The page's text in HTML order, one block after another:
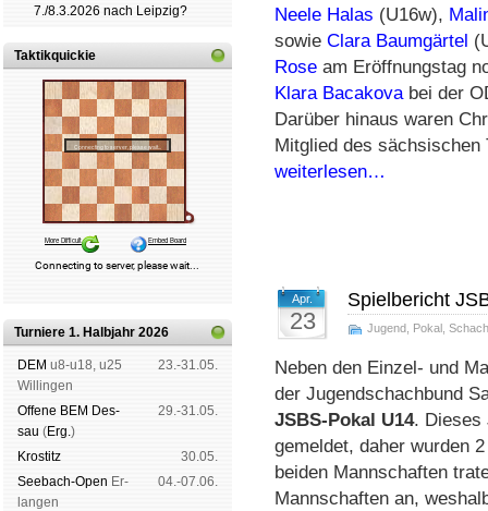
7./8.3.2026 nach Leipzig?
Taktikquickie
Turniere 1. Halbjahr 2026
DEM u8-u18, u25
Wil­lin­gen
23.-31.05.
Offene BEM Des­
sau (Erg.)
29.-31.05.
Kros­titz
30.05.
See­bach-Open Er­
lan­gen
04.-07.06.
Neele Halas (U16w),
sowie Clara Baumgärtel
Rose am Eröffnungstag
Klara Bacakovabei der
Darüber hinaus waren
Mitglied des
weiterlesen…
Apr.
23
Spielbericht
Jugend Pokal Schach
Neben den Einzel- und
der Jugendschachbund
JSBS-Pokal U14. Dieses
gemeldet, daher wurden
beiden Mannschaften
Mannschaften an,